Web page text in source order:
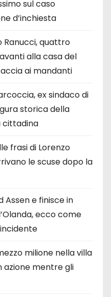
sul caso
d’inchiesta
quattro
alla casa del
ai mandanti
ex sindaco di
storica della
cittadina
frasi di Lorenzo
le scuse dopo la
Assen e finisce in
ecco come
milione nella villa
azione mentre gli